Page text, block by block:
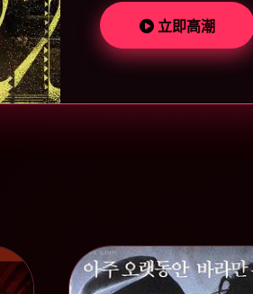
立即高潮